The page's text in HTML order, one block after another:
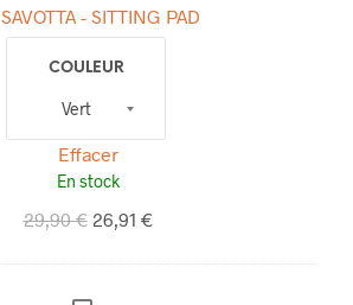
T
A
I
T
T
SAVOTTA - SITTING PAD
COULEUR
Effacer
En stock
29,90€ 26,91 €